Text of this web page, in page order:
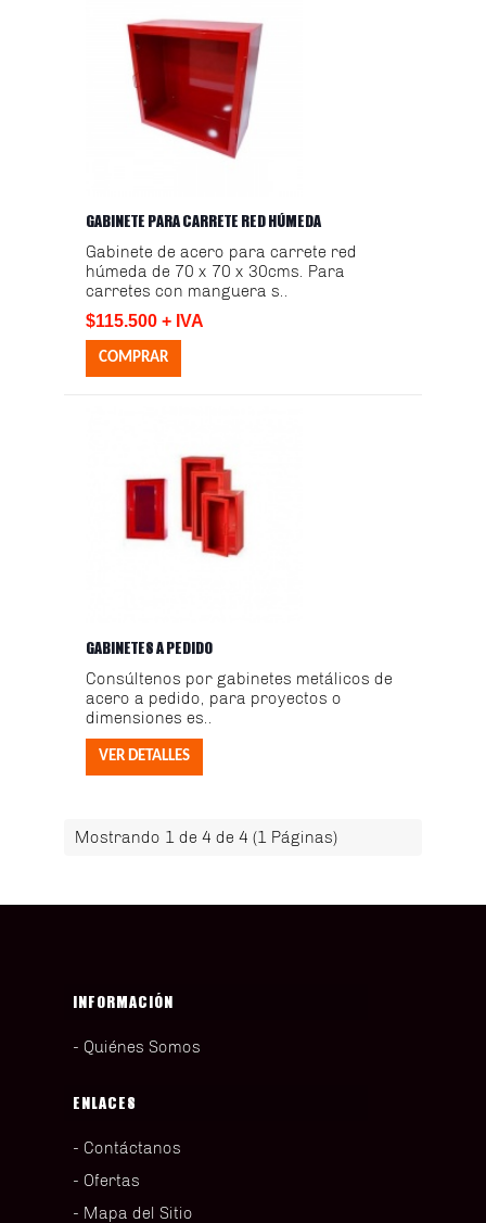
GABINETE PARA CARRETE RED HÚMEDA
Gabinete de acero para carrete red
húmeda de 70 x 70 x 30cms. Para
carretes con manguera s..
$115.500 + IVA
GABINETES A PEDIDO
Consúltenos por gabinetes metálicos de
acero a pedido, para proyectos o
dimensiones es..
Mostrando 1 de 4 de 4 (1 Páginas)
INFORMACIÓN
Quiénes Somos
ENLACES
Contáctanos
Ofertas
Mapa del Sitio